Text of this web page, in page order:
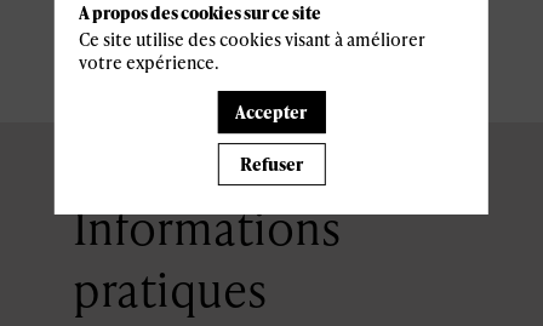
Effacer tous les filtres
Informations
pratiques
A propos des cookies sur ce site
Ce site utilise des cookies visant à améliorer
votre expérience.
Accepter
Refuser